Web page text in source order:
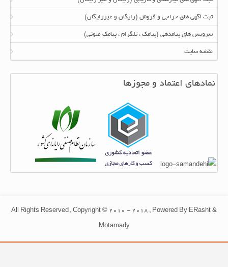
ثبت آگهی های حراجی و فروش (رایگان و غیررایگان)
سرویس های پیامدهی (پیامک ، تلگرام ، پیامک صوتی)
نقشه سایت
نمادهای اعتماد و مجوزها
All Rights Reserved , Copyright © 2010 - 2018 , Powered By ERasht &
Motamady